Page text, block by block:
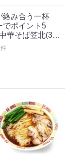
絡み合う一杯
でポイント5
華そば笠北(3
【送料無料】